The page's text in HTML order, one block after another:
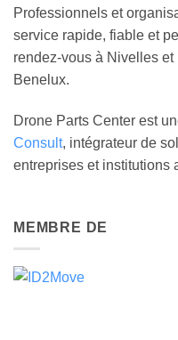
Professionnels et
service rapide, fiable et
rendez-vous à Nivelles
Benelux.
Drone Parts Center est
Consult, intégrateur de
entreprises et institutions
MEMBRE DE